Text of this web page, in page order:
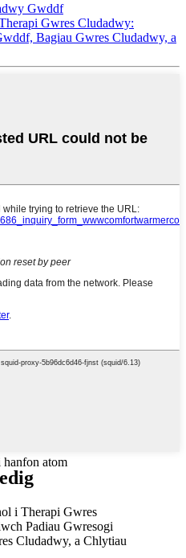
Gwddf
Gwres Cludadwy:
Bagiau Gwres Cludadwy, a
atom